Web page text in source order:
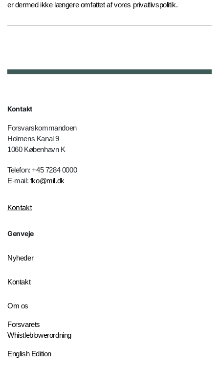
er dermed ikke længere omfattet af vores privatlivspolitik.
Kontakt
Forsvarskommandoen
Holmens Kanal 9
1060 København K
Telefon: +45 7284 0000
E-mail: fko@mil.dk
Kontakt
Genveje
Nyheder
Kontakt
Om os
Forsvarets
Whistleblowerordning
English Edition